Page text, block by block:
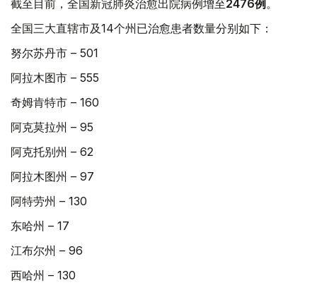
截至目前，全国新冠肺炎治愈出院病例增至2476例 。
全国三大直辖市及14个州已治愈患者数量分别如下：
努尔苏丹市 – 501
阿拉木图市 – 555
奇姆肯特市 – 160
阿克莫拉州 – 95
阿克托别州 – 62
阿拉木图州 – 97
阿特劳州 – 130
东哈州 – 17
江布尔州 – 96
西哈州 – 130